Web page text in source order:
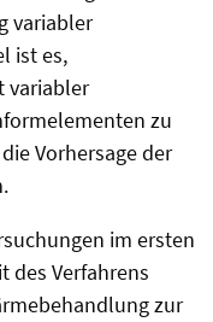
variabler
ist es,
variabler
zu
Vorhersage der
im ersten
des Verfahrens
zur